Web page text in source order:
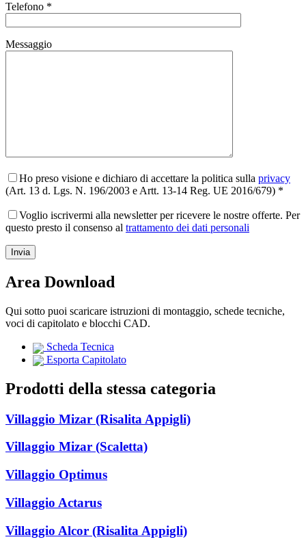
Telefono *
Messaggio
Ho preso visione e dichiaro di accettare la politica sulla privacy
(Art. 13 d. Lgs. N. 196/2003 e Artt. 13-14 Reg. UE 2016/679) *
Voglio iscrivermi alla newsletter per ricevere le nostre offerte. Per
questo presto il consenso al trattamento dei dati personali
Area Download
Qui sotto puoi scaricare istruzioni di montaggio, schede tecniche,
voci di capitolato e blocchi CAD.
Scheda Tecnica
Esporta Capitolato
Prodotti della stessa categoria
Villaggio Mizar (Risalita Appigli)
Villaggio Mizar (Scaletta)
Villaggio Optimus
Villaggio Actarus
Villaggio Alcor (Risalita Appigli)